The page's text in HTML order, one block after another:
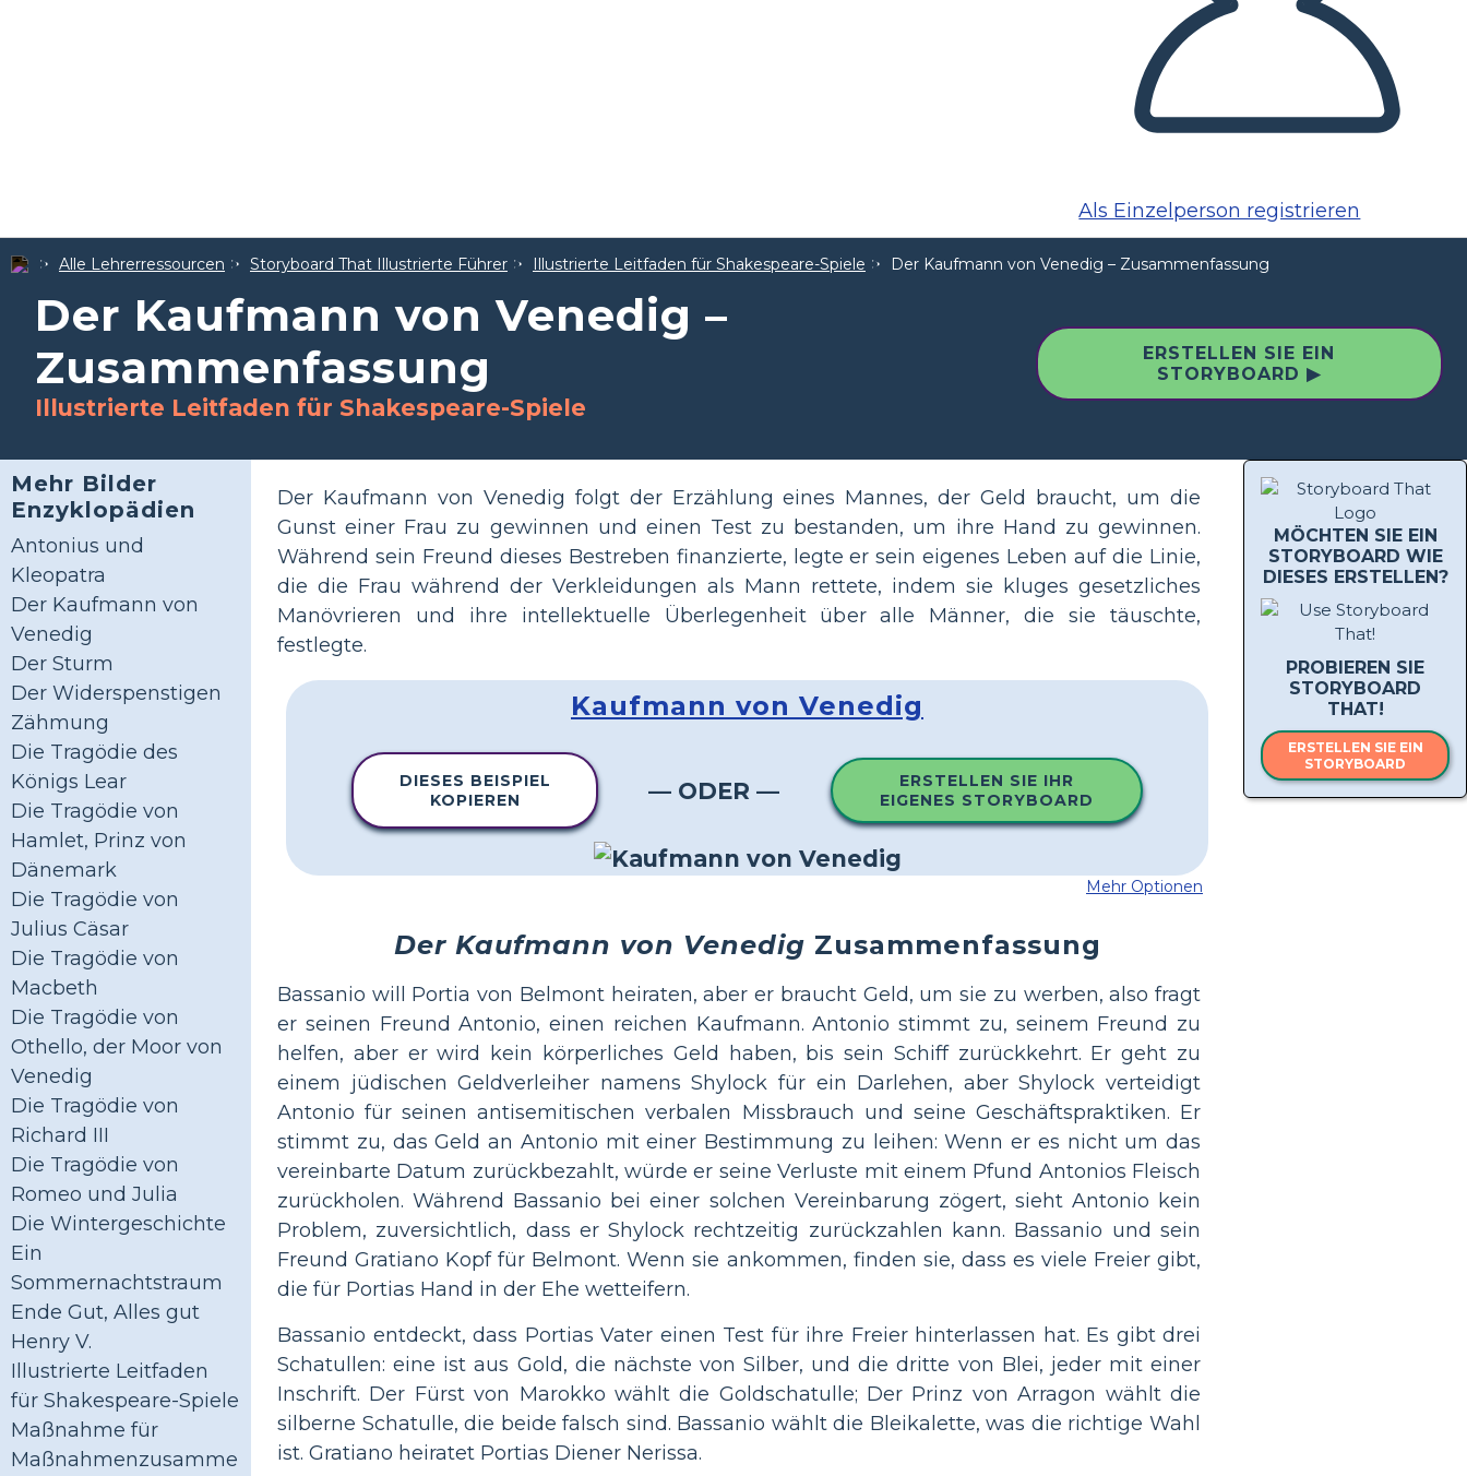
Als Einzelperson registrieren
Alle Lehrerressourcen Storyboard That Illustrierte Führer Illustrierte Leitfaden für Shakespeare-Spiele Der Kaufmann von Venedig – Zusammenfassung
Der Kaufmann von Venedig –
Zusammenfassung
Illustrierte Leitfaden für Shakespeare-Spiele
ERSTELLEN SIE EIN
STORYBOARD ▶
Mehr Bilder
Enzyklopädien
Antonius und
Kleopatra
Der Kaufmann von
Venedig
Der Sturm
Der Widerspenstigen
Zähmung
Die Tragödie des
Königs Lear
Die Tragödie von
Hamlet, Prinz von
Dänemark
Die Tragödie von
Julius Cäsar
Die Tragödie von
Macbeth
Die Tragödie von
Othello, der Moor von
Venedig
Die Tragödie von
Richard III
Die Tragödie von
Romeo und Julia
Die Wintergeschichte
Ein
Sommernachtstraum
Ende Gut, Alles gut
Henry V.
Illustrierte Leitfaden
für Shakespeare-Spiele
Maßnahme für
Maßnahmenzusamme
MÖCHTEN SIE EIN
STORYBOARD WIE
DIESES ERSTELLEN?
PROBIEREN SIE
STORYBOARD
THAT!
ERSTELLEN SIE EIN
STORYBOARD
Der Kaufmann von Venedig folgt der Erzählung eines Mannes, der Geld braucht, um die
Gunst einer Frau zu gewinnen und einen Test zu bestanden, um ihre Hand zu gewinnen.
Während sein Freund dieses Bestreben finanzierte, legte er sein eigenes Leben auf die Linie,
die die Frau während der Verkleidungen als Mann rettete, indem sie kluges gesetzliches
Manövrieren und ihre intellektuelle Überlegenheit über alle Männer, die sie täuschte,
festlegte.
Kaufmann von Venedig
DIESES BEISPIEL
KOPIEREN
— ODER —
ERSTELLEN SIE IHR
EIGENES STORYBOARD
Mehr Optionen
Der Kaufmann von Venedig Zusammenfassung
Bassanio will Portia von Belmont heiraten, aber er braucht Geld, um sie zu werben, also fragt
er seinen Freund Antonio, einen reichen Kaufmann. Antonio stimmt zu, seinem Freund zu
helfen, aber er wird kein körperliches Geld haben, bis sein Schiff zurückkehrt. Er geht zu
einem jüdischen Geldverleiher namens Shylock für ein Darlehen, aber Shylock verteidigt
Antonio für seinen antisemitischen verbalen Missbrauch und seine Geschäftspraktiken. Er
stimmt zu, das Geld an Antonio mit einer Bestimmung zu leihen: Wenn er es nicht um das
vereinbarte Datum zurückbezahlt, würde er seine Verluste mit einem Pfund Antonios Fleisch
zurückholen. Während Bassanio bei einer solchen Vereinbarung zögert, sieht Antonio kein
Problem, zuversichtlich, dass er Shylock rechtzeitig zurückzahlen kann. Bassanio und sein
Freund Gratiano Kopf für Belmont. Wenn sie ankommen, finden sie, dass es viele Freier gibt,
die für Portias Hand in der Ehe wetteifern.
Bassanio entdeckt, dass Portias Vater einen Test für ihre Freier hinterlassen hat. Es gibt drei
Schatullen: eine ist aus Gold, die nächste von Silber, und die dritte von Blei, jeder mit einer
Inschrift. Der Fürst von Marokko wählt die Goldschatulle; Der Prinz von Arragon wählt die
silberne Schatulle, die beide falsch sind. Bassanio wählt die Bleikalette, was die richtige Wahl
ist. Gratiano heiratet Portias Diener Nerissa.